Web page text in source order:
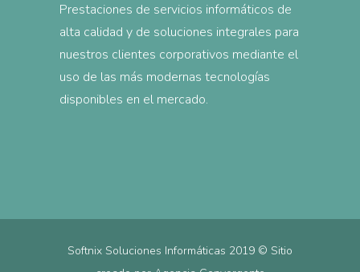
Prestaciones de servicios informáticos de
alta calidad y de soluciones integrales para
nuestros clientes corporativos mediante el
uso de las más modernas tecnologías
disponibles en el mercado.
Softnix Soluciones Informáticas 2019 © Sitio